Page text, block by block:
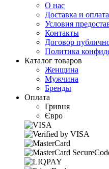
О нас
Доставка и оплата
Условия
Контакты
Договор
Политика
Каталог товаров
Женщина
Мужчина
Бренды
Оплата
Гривня
Євро